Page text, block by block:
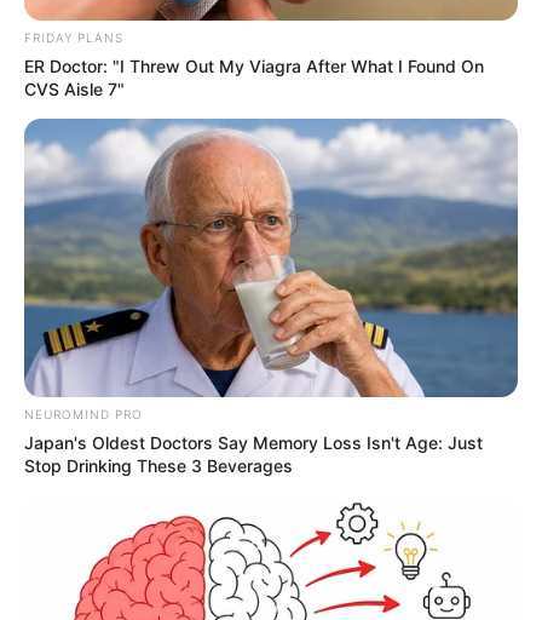
FRIDAY PLANS
ER Doctor: "I Threw Out My Viagra After What I Found On
CVS Aisle 7"
NEUROMIND PRO
Japan's Oldest Doctors Say Memory Loss Isn't Age: Just
Stop Drinking These 3 Beverages